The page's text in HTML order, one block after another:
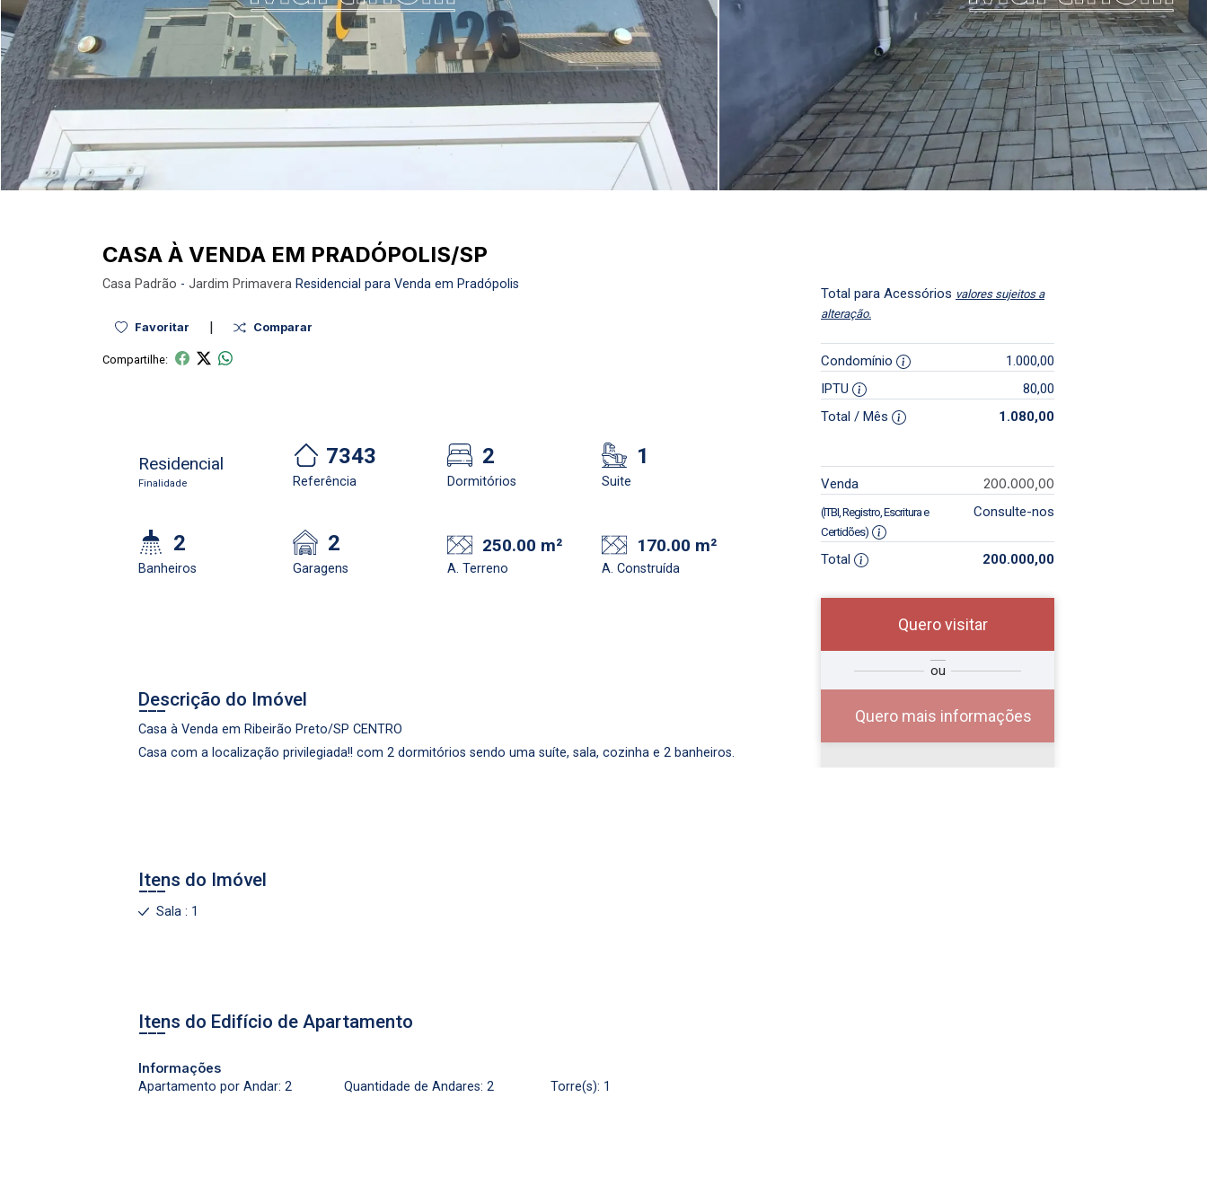
CASA À VENDA EM PRADÓPOLIS/SP
Casa Padrão - Jardim Primavera Residencial para Venda em Pradópolis
Favoritar | Comparar
Compartilhe:
Residencial
Finalidade
7343
Referência
2
Dormitórios
1
Suite
2
Banheiros
2
Garagens
250.00 m²
A. Terreno
170.00 m²
A. Construída
Descrição do Imóvel
Casa à Venda em Ribeirão Preto/SP CENTRO
Casa com a localização privilegiada!! com 2 dormitórios sendo uma suíte, sala, cozinha e 2 banheiros.
Itens do Imóvel
Sala : 1
Itens do Edifício de Apartamento
Informações
Apartamento por Andar: 2
Quantidade de Andares: 2 Torre(s): 1
Total para Acessórios valores sujeitos a
alteração.
Condomínio
1.000,00
IPTU
80,00
Total / Mês
1.080,00
Venda 200.000,00
(ITBI, Registro, Escritura e
Certidões)
Consulte-nos
Total 200.000,00
Quero visitar
ou
Quero mais informações
Qual o melhor dia e
horário para você?